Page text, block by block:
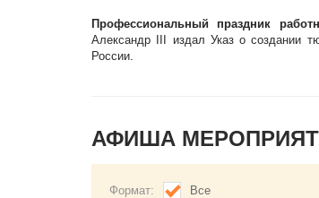
Профессиональный праздник
Александр III издал Указ о создании
России.
АФИША
Формат:
Все